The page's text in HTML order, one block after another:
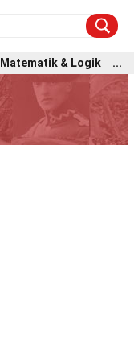
Matematik & Logik
...